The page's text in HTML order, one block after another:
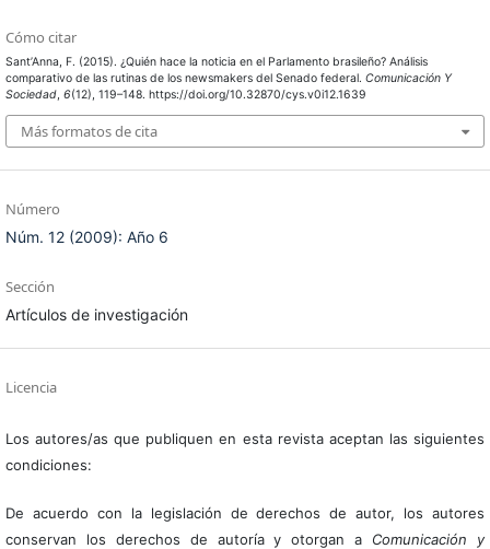
Cómo citar
Sant’Anna, F. (2015). ¿Quién hace la noticia en el Parlamento brasileño? Análisis
comparativo de las rutinas de los newsmakers del Senado federal. Comunicación Y
Sociedad, 6(12), 119–148. https://doi.org/10.32870/cys.v0i12.1639
Más formatos de cita
Número
Núm. 12 (2009): Año 6
Sección
Artículos de investigación
Licencia
Los autores/as que publiquen en esta revista aceptan las siguientes
condiciones:
De acuerdo con la legislación de derechos de autor, los autores
conservan los derechos de autoría y otorgan a Comunicación y